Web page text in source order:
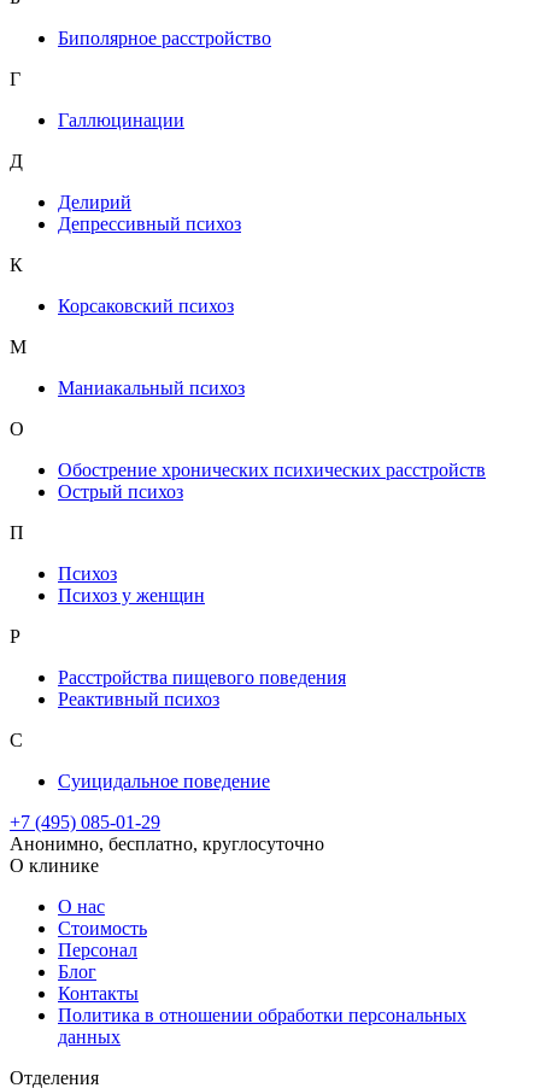
Биполярное расстройство
Г
Галлюцинации
Д
Делирий
Депрессивный психоз
К
Корсаковский психоз
М
Маниакальный психоз
О
Обострение хронических психических расстройств
Острый психоз
П
Психоз
Психоз у женщин
Р
Расстройства пищевого поведения
Реактивный психоз
С
Суицидальное поведение
+7 (495) 085-01-29
Анонимно, бесплатно, круглосуточно
О клинике
О нас
Стоимость
Персонал
Блог
Контакты
Политика в отношении обработки персональных
данных
Отделения